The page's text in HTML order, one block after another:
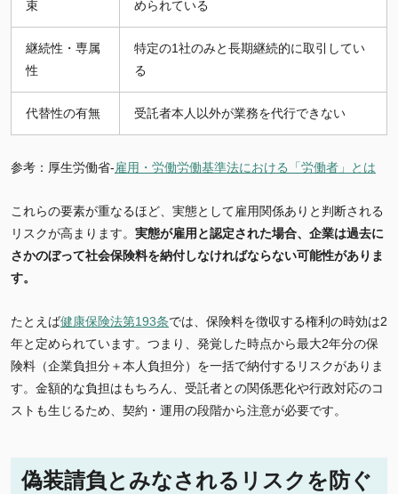
束 められている
継続性・専属
性
特定の1社のみと長期継続的に取引してい
る
代替性の有無 受託者本人以外が業務を代行できない
参考：厚生労働省-雇用・労働労働基準法における「労働者」とは
これらの要素が重なるほど、実態として雇用関係ありと判断される
リスクが高まります。 実態が雇用と認定された場合、企業は過去に
さかのぼって社会保険料を納付しなければならない可能性がありま
す。
たとえば健康保険法第193条では、保険料を徴収する権利の時効は2
年と定められています。つまり、発覚した時点から最大2年分の保
険料（企業負担分＋本人負担分）を一括で納付するリスクがありま
す。金額的な負担はもちろん、受託者との関係悪化や行政対応のコ
ストも生じるため、契約・運用の段階から注意が必要です。
偽装請負とみなされるリスクを防ぐ